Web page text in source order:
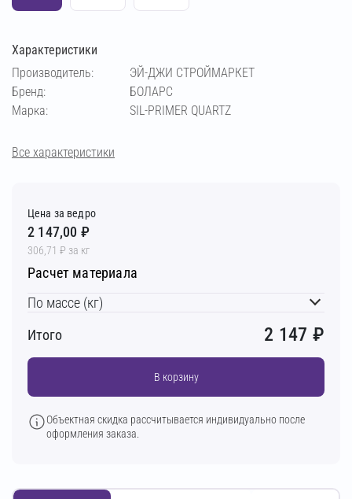
Характеристики
Производитель:
ЭЙ-ДЖИ СТРОЙМАРКЕТ
Бренд:
БОЛАРС
Марка:
SIL-PRIMER QUARTZ
Все характеристики
Цена за ведро
2 147,00 ₽
306,71 ₽ за кг
Расчет материала
По массе (кг)
Итого
2 147 ₽
В корзину
Объектная скидка рассчитывается индивидуально после
оформления заказа.